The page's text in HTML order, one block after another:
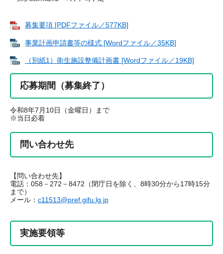
募集要項 [PDFファイル／577KB]
事業計画申請書等の様式 [Wordファイル／35KB]
（別紙1）衛生施設整備計画書 [Wordファイル／19KB]
応募期間（募集終了）
令和8年7月10日（金曜日）まで
※当日必着
問い合わせ先
【問い合わせ先】
電話：058－272－8472（閉庁日を除く、8時30分から17時15分
まで）
メール： c11513@pref.gifu.lg.jp
実施要領等